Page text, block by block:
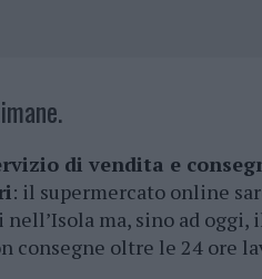
di vendita e
: il supermercato online
ma, sino ad oggi,
consegne oltre le 24 ore